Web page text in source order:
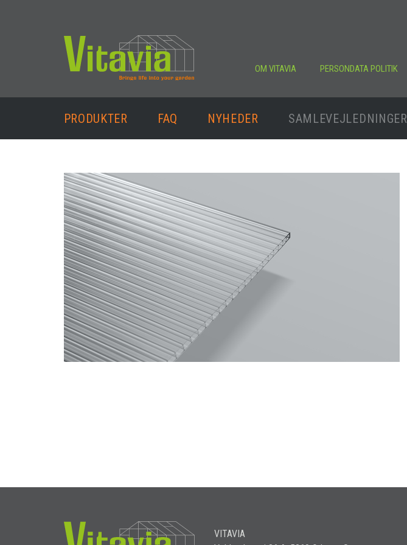
OM VITAVIA PERSONDATA POLITIK
PRODUKTER FAQ NYHEDER SAMLEVEJLEDNINGER
VITAVIA